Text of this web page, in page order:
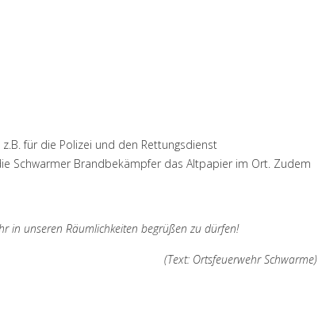
für die Polizei und den Rettungsdienst
Schwarmer Brandbekämpfer das Altpapier im Ort. Zudem
in unseren Räumlichkeiten begrüßen zu dürfen!
(Text: Ortsfeuerwehr Schwarme)